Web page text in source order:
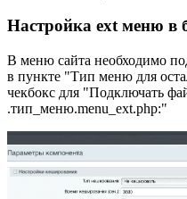
Настройка ext меню в
В меню сайта необходимо
в пункте "Тип меню для
чекбокс для "Подключать
.тип_меню.menu_ext.php:"